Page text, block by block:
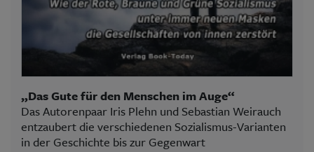
„Das Gute für den Menschen im Auge“
Das Autorenpaar Iris Plehn und Sebastian Weirauch
entzaubert die verschiedenen Sozialismus-Varianten
in der Geschichte bis zur Gegenwart